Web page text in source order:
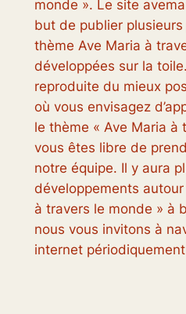
monde ». Le site
but de publier
thème Ave Maria à
développées sur la
reproduite du mieux
où vous envisagez
le thème « Ave Maria à
vous êtes libre de
notre équipe. Il y aura
développements
à travers le monde » à
nous vous invitons à
internet